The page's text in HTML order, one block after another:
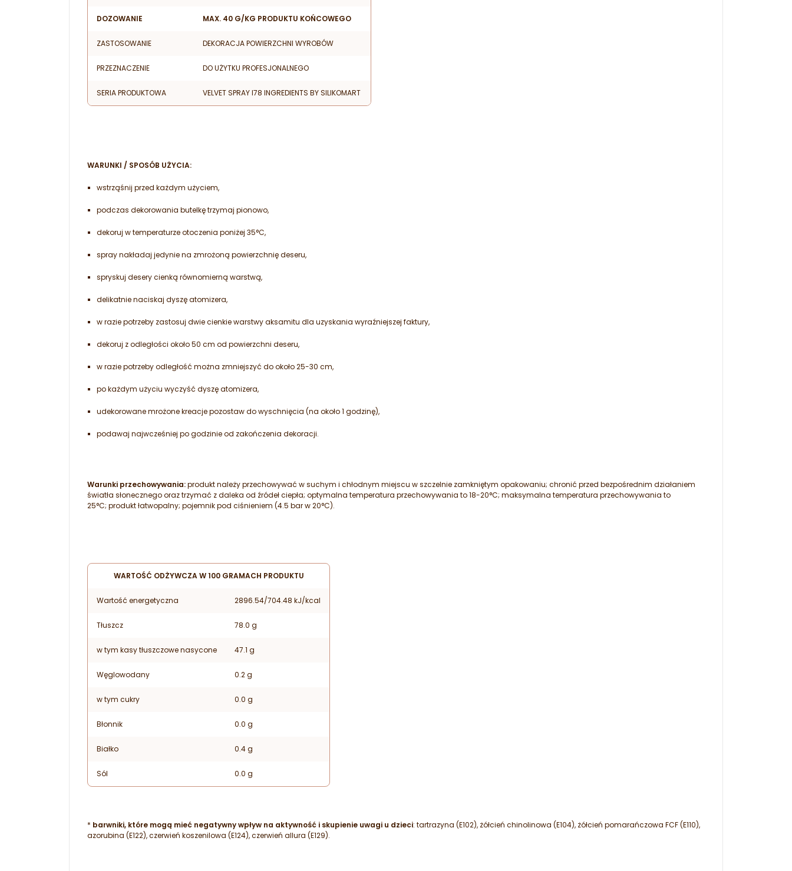
DOZOWANIE MAX. 40 G/KG PRODUKTU KOŃCOWEGO
ZASTOSOWANIE DEKORACJA POWIERZCHNI WYROBÓW
PRZEZNACZENIE DO UŻYTKU PROFESJONALNEGO
SERIA PRODUKTOWA VELVET SPRAY I78 INGREDIENTS BY SILIKOMART
WARUNKI / SPOSÓB UŻYCIA:
wstrząśnij przed każdym użyciem,
podczas dekorowania butelkę trzymaj pionowo,
dekoruj w temperaturze otoczenia poniżej 35°C,
spray nakładaj jedynie na zmrożoną powierzchnię deseru,
spryskuj desery cienką równomierną warstwą,
delikatnie naciskaj dyszę atomizera,
w razie potrzeby zastosuj dwie cienkie warstwy aksamitu dla uzyskania wyraźniejszej faktury,
dekoruj z odległości około 50 cm od powierzchni deseru,
w razie potrzeby odległość można zmniejszyć do około 25-30 cm,
po każdym użyciu wyczyść dyszę atomizera,
udekorowane mrożone kreacje pozostaw do wyschnięcia (na około 1 godzinę),
podawaj najwcześniej po godzinie od zakończenia dekoracji.
Warunki przechowywania:produkt należy przechowywać w suchym i chłodnym miejscu w szczelnie zamkniętym opakowaniu; chronić przed bezpośrednim działaniem
światła słonecznego oraz trzymać z daleka od źródeł ciepła; optymalna temperatura przechowywania to 18-20°C; maksymalna temperatura przechowywania to
25°C; produkt łatwopalny; pojemnik pod ciśnieniem (4.5 bar w 20°C).
WARTOŚĆ ODŻYWCZA W 100 GRAMACH PRODUKTU
Wartość energetyczna 2896.54/704.48 kJ/kcal
Tłuszcz 78.0 g
w tym kasy tłuszczowe nasycone 47.1 g
Węglowodany 0.2 g
w tym cukry 0.0 g
Błonnik 0.0 g
Białko 0.4 g
Sól 0.0 g
* barwniki, które mogą mieć negatywny wpływ na aktywność i skupienie uwagi u dzieci: tartrazyna (E102), żółcień chinolinowa (E104), żółcień pomarańczowa FCF (E110),
azorubina (E122), czerwień koszenilowa (E124), czerwień allura (E129).